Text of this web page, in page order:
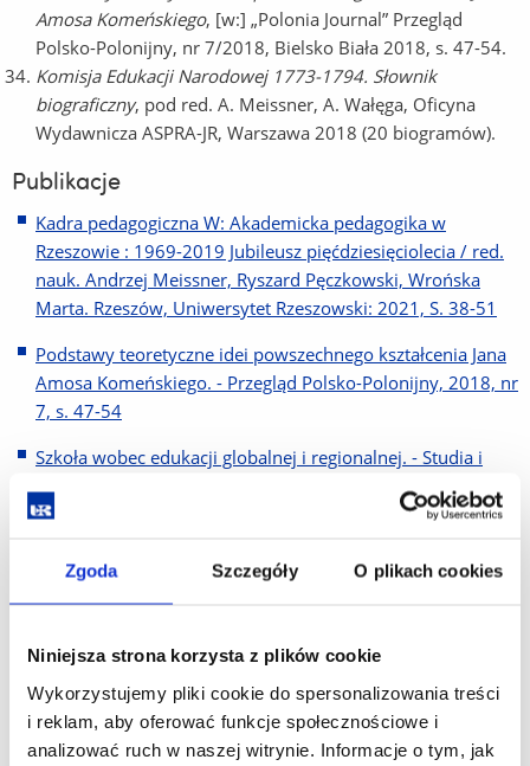
Zgoda Szczegóły O plikach cookies
Niniejsza strona korzysta z plików cookie
Wykorzystujemy pliki cookie do spersonalizowania treści
i reklam, aby oferować funkcje społecznościowe i
analizować ruch w naszej witrynie. Informacje o tym, jak
Amosa Komeńskiego, [w:] „Polonia Journal” Przegląd
Polsko-Polonijny, nr 7/2018, Bielsko Biała 2018, s. 47-54.
Komisja Edukacji Narodowej 1773-1794. Słownik
biograficzny, pod red. A. Meissner, A. Wałęga, Oficyna
Wydawnicza ASPRA-JR, Warszawa 2018 (20 biogramów).
Publikacje
Kadra pedagogiczna W: Akademicka pedagogika w
Rzeszowie : 1969-2019 Jubileusz pięćdziesięciolecia / red.
nauk. Andrzej Meissner, Ryszard Pęczkowski, Wrońska
Marta. Rzeszów, Uniwersytet Rzeszowski: 2021, S. 38-51
Podstawy teoretyczne idei powszechnego kształcenia Jana
Amosa Komeńskiego. - Przegląd Polsko-Polonijny, 2018, nr
7, s. 47-54
Szkoła wobec edukacji globalnej i regionalnej. - Studia i
Prace Pedagogiczne, 2017, nr 4, s. 39-48
trosce o potrzeby dziecka : pedagogiczne przesłania
Barbary Czeredreckiej / redakcja naukowa Beata
87
Zdolność rozpoznawania potrzeb innych ludzi przez dzieci
przedszkolne. - Edukacja Elementarna w Teorii i Praktyce,
2016, vol. 11, nr 4, s. 27-37